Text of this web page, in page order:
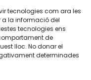
tecnologies com ara les
la informació del
tecnologies ens
de
lloc. No donar el
determinades